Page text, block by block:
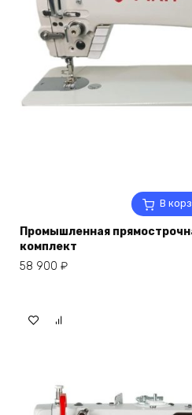
В
Промышленная
комплект
58 900 ₽